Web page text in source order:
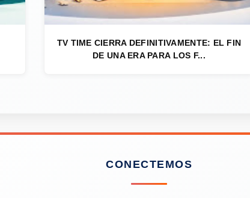
TV TIME CIERRA DEFINITIVAMENTE: EL FIN
DE UNA ERA PARA LOS F...
CONECTEMOS